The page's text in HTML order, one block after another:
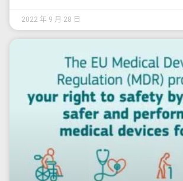
2022 年 9 月 28 日